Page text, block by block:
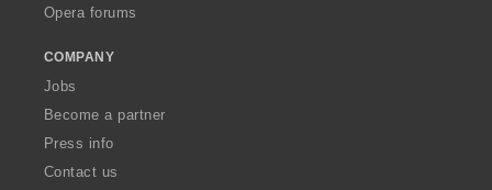
Opera forums
COMPANY
Jobs
Become a partner
Press info
Contact us